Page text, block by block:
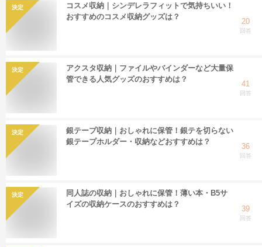
決定
コスメ収納｜シンデレラフィットで気持ちいい！
おすすめのコスメ収納グッズは？
20
回答
決定
アクスタ収納｜ファイルやバインダーなど大量保
管できる人気グッズのおすすめは？
41
回答
決定
銀テープ収納｜おしゃれに保管！銀テを切らない
銀テープホルダー・収納などおすすめは？
36
回答
決定
同人誌の収納｜おしゃれに保管！薄い本・B5サ
イズの収納ケースのおすすめは？
39
回答